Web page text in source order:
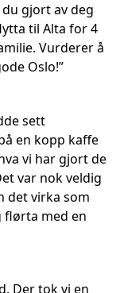
gjort av deg
til Alta for 4
Vurderer å
Oslo!”
sett
en kopp kaffe
vi har gjort de
var nok veldig
det virka som
flørta med en
Der tok vi en